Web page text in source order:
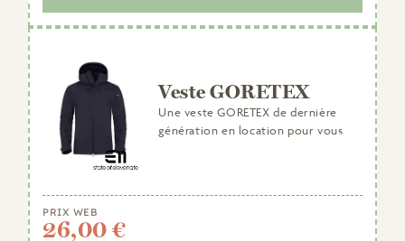
Veste GORETEX
Une veste GORETEX de dernière
génération en location pour vous
PRIX WEB
26,00 €